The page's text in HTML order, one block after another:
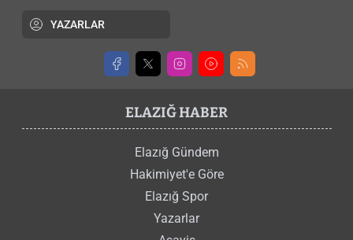
YAZARLAR
ELAZIĞ HABER
Elazığ Gündem
Hakimiyet'e Göre
Elazığ Spor
Yazarlar